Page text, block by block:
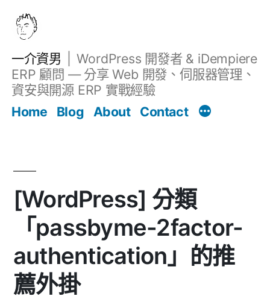
一介資男
WordPress 開發者 & iDempiere
ERP 顧問 — 分享 Web 開發、伺服器管理、
資安與開源 ERP 實戰經驗
Home
Blog About Contact
[WordPress] 分類
「passbyme-2factor-
authentication」的推
薦外掛
文章 Filter